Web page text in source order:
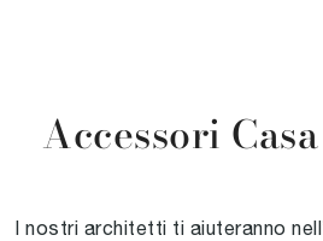
Accessori
I nostri architetti ti aiuteranno